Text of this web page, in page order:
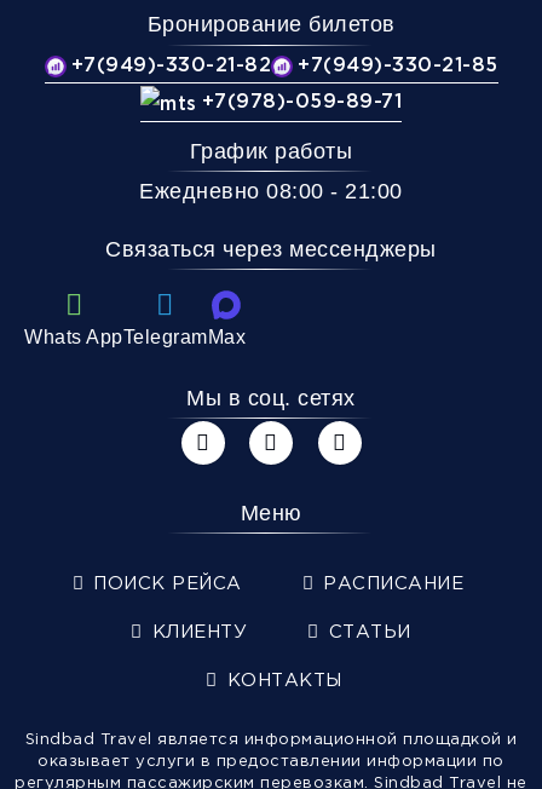
Бронирование билетов
+7(949)-330-21-82
+7(949)-330-21-85
+7(978)-059-89-71
График работы
Ежедневно 08:00 - 21:00
Связаться через мессенджеры
Whats AppTelegramMax
Мы в соц. сетях
Меню
ПОИСК РЕЙСА РАСПИСАНИЕ
КЛИЕНТУ СТАТЬИ
КОНТАКТЫ
Sindbad Travel является информационной площадкой и
оказывает услуги в предоставлении информации по
регулярным пассажирским перевозкам. Sindbad Travel не